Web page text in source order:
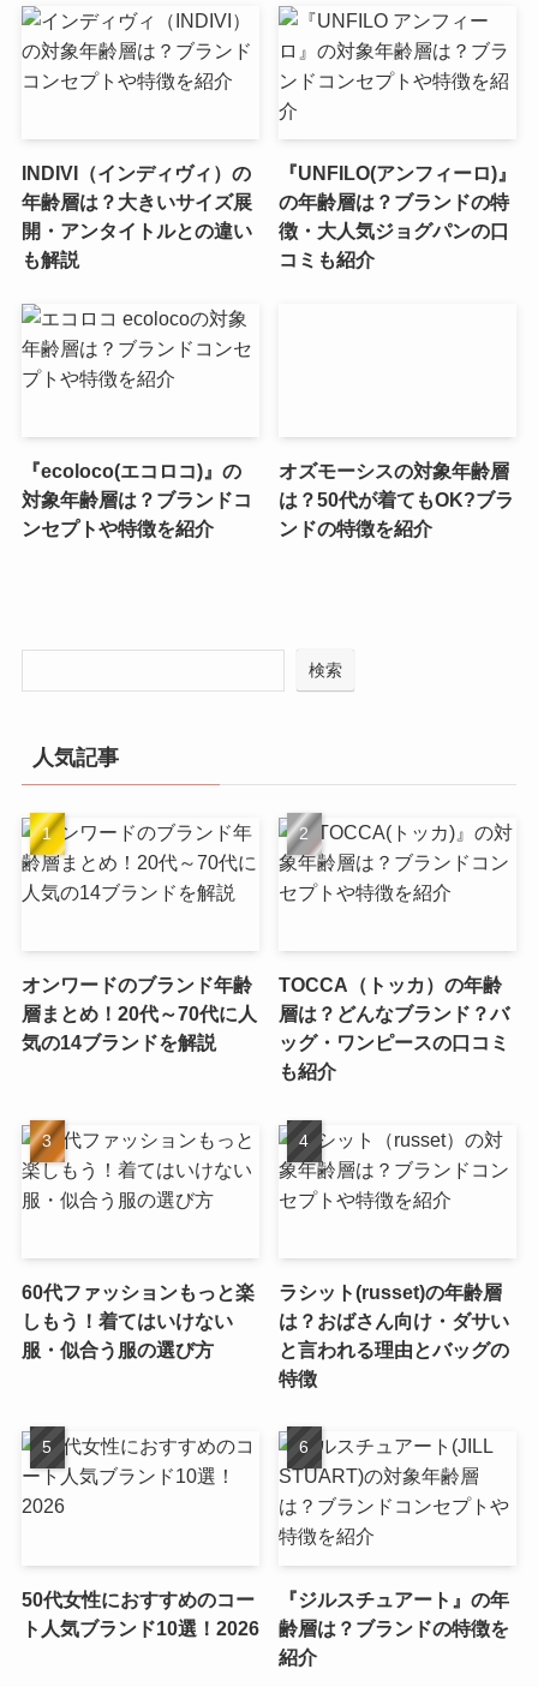
INDIVI（インディヴィ）の
年齢層は？大きいサイズ展
開・アンタイトルとの違い
も解説
『UNFILO(アンフィーロ)』
の年齢層は？ブランドの特
徴・大人気ジョグパンの口
コミも紹介
『ecoloco(エコロコ)』の
対象年齢層は？ブランドコ
ンセプトや特徴を紹介
オズモーシスの対象年齢層
は？50代が着てもOK?ブラ
ンドの特徴を紹介
検索
人気記事
オンワードのブランド年齢
層まとめ！20代～70代に人
気の14ブランドを解説
TOCCA（トッカ）の年齢
層は？どんなブランド？バ
ッグ・ワンピースの口コミ
も紹介
60代ファッションもっと楽
しもう！着てはいけない
服・似合う服の選び方
ラシット(russet)の年齢層
は？おばさん向け・ダサい
と言われる理由とバッグの
特徴
50代女性におすすめのコー
ト人気ブランド10選！2026
『ジルスチュアート』の年
齢層は？ブランドの特徴を
紹介